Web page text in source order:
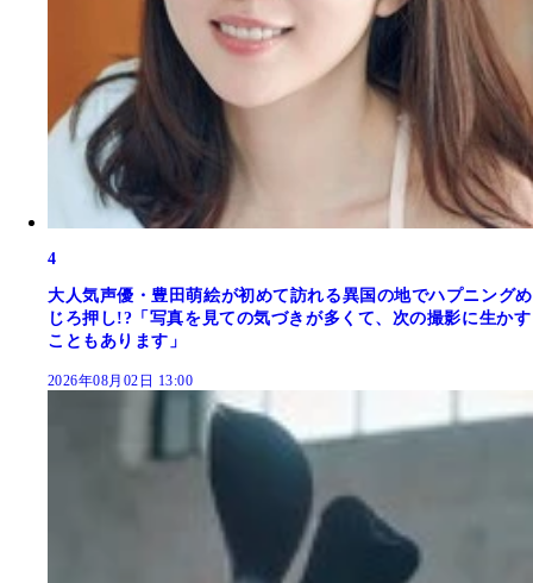
4
大人気声優・豊田萌絵が初めて訪れる異国の地でハプニングめ
じろ押し!?「写真を見ての気づきが多くて、次の撮影に生かす
こともあります」
2026年08月02日 13:00